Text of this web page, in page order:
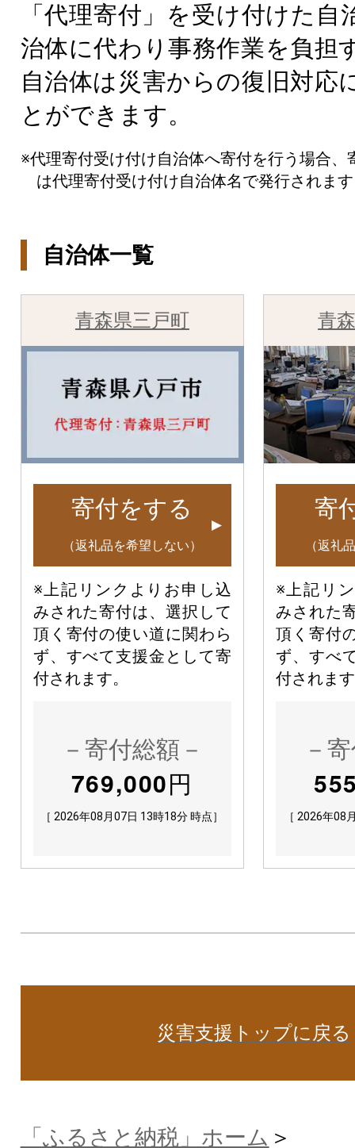
「代理寄付」を受け付けた自
治体に代わり事務作業を負担
自治体は災害からの復旧対応
とができます。
※代理寄付受け付け自治体へ寄付を行う場合、
は代理寄付受け付け自治体名で発行されま
自治体一覧
青森県三戸町
寄付をする
（返礼品を希望しない）
※上記リンクよりお申し込
みされた寄付は、選択して
頂く寄付の使い道に関わら
ず、すべて支援金として寄
付されます。
－寄付総額－
769,000円
［ 2026年08月07日 13時18分 時点］
青
寄
（返礼
※上記リ
みされた
頂く寄付
ず、すべ
付されま
－
［ 2026年08
災害支援トップに戻る
「ふるさと納税」ホーム